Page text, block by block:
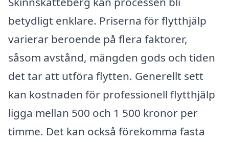
betydligt enklare. Priserna för flytthjälp
varierar beroende på flera faktorer,
såsom avstånd, mängden gods och tiden
det tar att utföra flytten. Generellt sett
kan kostnaden för professionell flytthjälp
ligga mellan 500 och 1 500 kronor per
timme. Det kan också förekomma fasta